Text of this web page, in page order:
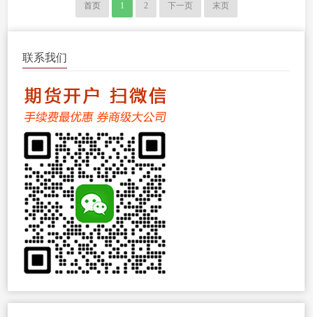
首页 1 2 下一页 末页
联系我们